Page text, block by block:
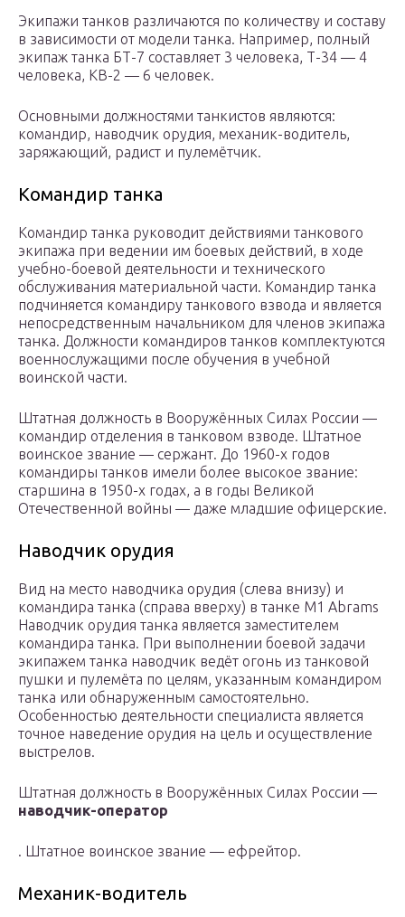
Экипажи танков различаются по количеству и составу
в зависимости от модели танка. Например, полный
экипаж танка БТ-7 составляет 3 человека, Т-34 — 4
человека, КВ-2 — 6 человек.
Основными должностями танкистов являются:
командир, наводчик орудия, механик-водитель,
заряжающий, радист и пулемётчик.
Командир танка
Командир танка руководит действиями танкового
экипажа при ведении им боевых действий, в ходе
учебно-боевой деятельности и технического
обслуживания материальной части. Командир танка
подчиняется командиру танкового взвода и является
непосредственным начальником для членов экипажа
танка. Должности командиров танков комплектуются
военнослужащими после обучения в учебной
воинской части.
Штатная должность в Вооружённых Силах России —
командир отделения в танковом взводе. Штатное
воинское звание — сержант. До 1960-х годов
командиры танков имели более высокое звание:
старшина в 1950-х годах, а в годы Великой
Отечественной войны — даже младшие офицерские.
Наводчик орудия
Вид на место наводчика орудия (слева внизу) и
командира танка (справа вверху) в танке M1 Abrams
Наводчик орудия танка является заместителем
командира танка. При выполнении боевой задачи
экипажем танка наводчик ведёт огонь из танковой
пушки и пулемёта по целям, указанным командиром
танка или обнаруженным самостоятельно.
Особенностью деятельности специалиста является
точное наведение орудия на цель и осуществление
выстрелов.
Штатная должность в Вооружённых Силах России —
наводчик-оператор
. Штатное воинское звание — ефрейтор.
Механик-водитель